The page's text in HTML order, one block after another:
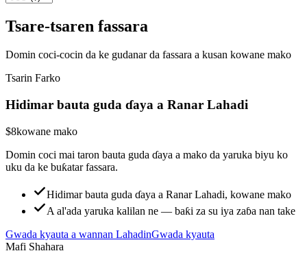
Tsare-tsaren fassara
Domin coci-cocin da ke gudanar da fassara a kusan kowane mako
Tsarin Farko
Hidimar bauta guda ɗaya a Ranar Lahadi
$8kowane mako
Domin coci mai taron bauta guda ɗaya a mako da yaruka biyu ko
uku da ke buƙatar fassara.
Hidimar bauta guda ɗaya a Ranar Lahadi, kowane mako
A al'ada yaruka kalilan ne — baƙi za su iya zaɓa nan take
Gwada kyauta a wannan LahadinGwada kyauta
Mafi Shahara